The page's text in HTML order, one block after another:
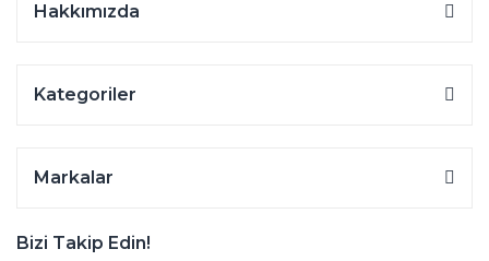
Hakkımızda
Kategoriler
Markalar
Bizi Takip Edin!